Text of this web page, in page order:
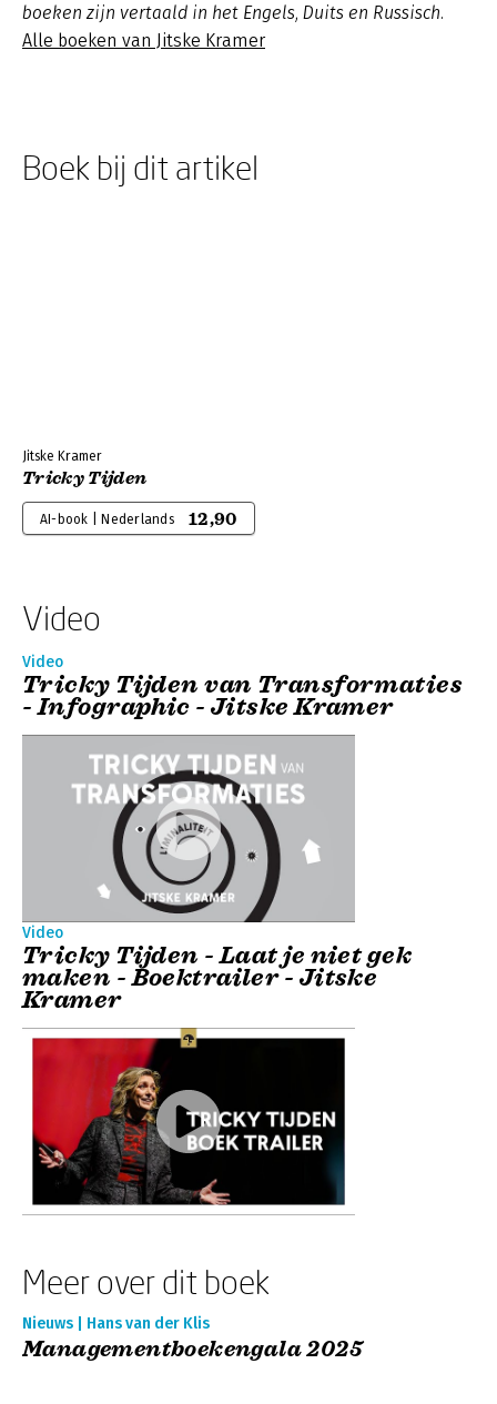
boeken zijn vertaald in het Engels, Duits en Russisch.
Alle boeken van Jitske Kramer
Boek bij dit artikel
Jitske Kramer
Tricky Tijden
AI-book | Nederlands 12,90
Video
Video
Tricky Tijden van Transformaties
- Infographic - Jitske Kramer
Video
Tricky Tijden - Laat je niet gek
maken - Boektrailer - Jitske
Kramer
Meer over dit boek
Nieuws | Hans van der Klis
Managementboekengala 2025